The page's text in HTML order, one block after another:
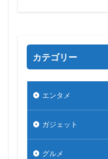
カテゴリー
エンタメ
ガジェット
グルメ